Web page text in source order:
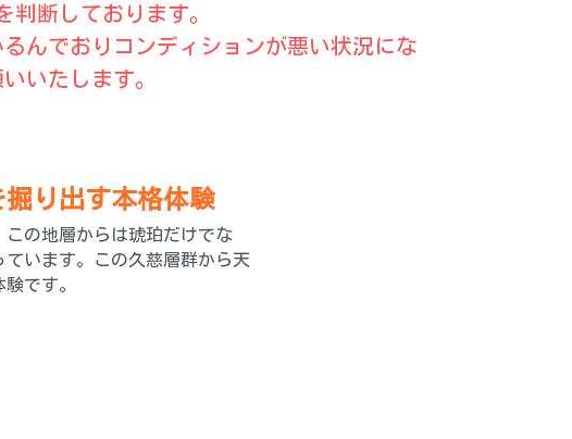
断しております。
んでおりコンディションが悪い状況にな
いたします。
り出す本格体験
の地層からは琥珀だけでな
います。この久慈層群から天
です。